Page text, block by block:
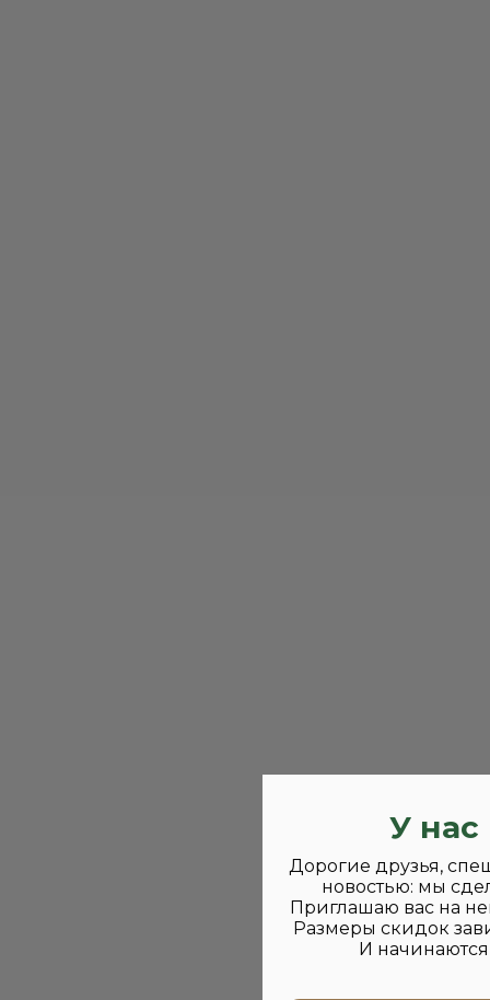
У нас
Дорогие друзья,
новостью: мы
Приглашаю вас на
Размеры скидок
И начинаются